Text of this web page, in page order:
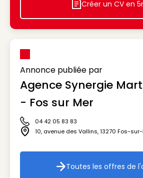
Icon
Créer un CV en
Annonce publiée par
Agence Synergie
- Fos sur Mer
Icône téléphone
04 42 05 83 83
Icône adresse
10, avenue des Vallins,13270 Fos-
Toutes
Toutes les offres de